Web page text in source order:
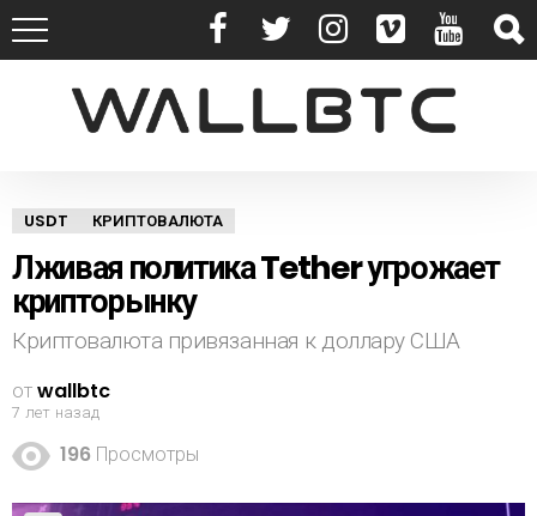
USDT КРИПТОВАЛЮТА
Лживая политика Tether угрожает
крипторынку
Криптовалюта привязанная к доллару США
отwallbtc
7 лет назад
196 Просмотры